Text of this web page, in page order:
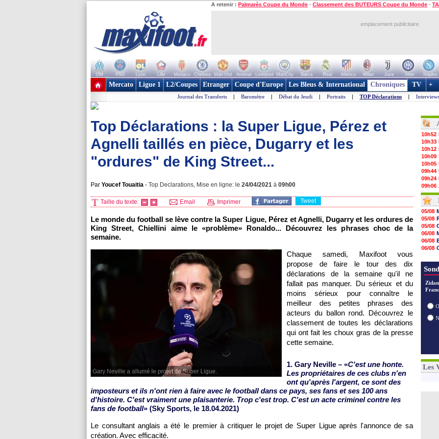
A retenir : Palmarès Coupe du Monde - Classement des BUTEURS Coupe du Monde -
emplacement publicitaire
OM PSG Lyon Lille Monaco Chelsea Man Utd Arsenal Liverpool ManCity Barca Real Atletico Milan Juve Inter Naples
+ de clubs
Mercato Ligue 1 L2/Coupes Etranger Coupe d'Europe Les Bleus & International Chroniques TV +
Journal des Transferts | Baromètre | Débat du Jeudi | Portraits | TOP Déclarations | Interviews
Top Déclarations : la Super Ligue, Pérez et
Agnelli taillés en pièce, Dugarry et les
"ordures" de King Street...
Par Youcef Touaitia - Top Declarations, Mise en ligne: le 24/04/2021 à 09h00
Taille du texte: Email Imprimer Tweet
Le monde du football se lève contre la Super Ligue, Pérez et Agnelli, Dugarry et les ordures de
King Street, Chiellini aime le «problème» Ronaldo... Découvrez les phrases choc de la
semaine.
Gary Neville a allumé le projet de Super Ligue.
Chaque samedi, Maxifoot vous
propose de faire le tour des dix
déclarations de la semaine qu'il ne
fallait pas manquer. Du sérieux et du
moins sérieux pour connaître le
meilleur des petites phrases des
acteurs du ballon rond. Découvrez le
classement de toutes les déclarations
qui ont fait les choux gras de la presse
cette semaine.
1. Gary Neville – «C'est une honte.
Les propriétaires de ces clubs n'en
ont qu'après l'argent, ce sont des
imposteurs et ils n'ont rien à faire avec le football dans ce pays, ses fans et ses 100 ans
d'histoire. C'est vraiment une plaisanterie. Trop c'est trop. C'est un acte criminel contre les
fans de football» (Sky Sports, le 18.04.2021)
Le consultant anglais a été le premier à critiquer le projet de Super Ligue après l'annonce de sa
création. Avec efficacité.
10h52
10h33
10h12
10h09
10h05
09h44
09h24
09h06
08h44
08h22
06/08
06/08
06/08
06/08
06/08
06/08
06/08
06/08
06/08
06/08
06/08
06/08
05/08
05/08
05/08
06/08
06/08
06/08
06/08
Les